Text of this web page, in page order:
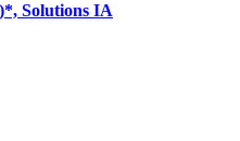
Solutions IA